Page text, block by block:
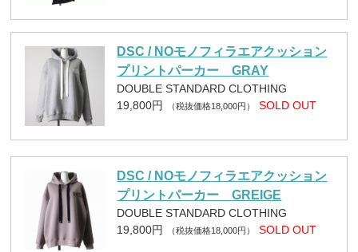
DSC / NOモノフィラエアクッション
プリントパーカー GRAY
DOUBLE STANDARD CLOTHING
19,800円
（税抜価格18,000円） SOLD OUT
DSC / NOモノフィラエアクッション
プリントパーカー GREIGE
DOUBLE STANDARD CLOTHING
19,800円
（税抜価格18,000円） SOLD OUT